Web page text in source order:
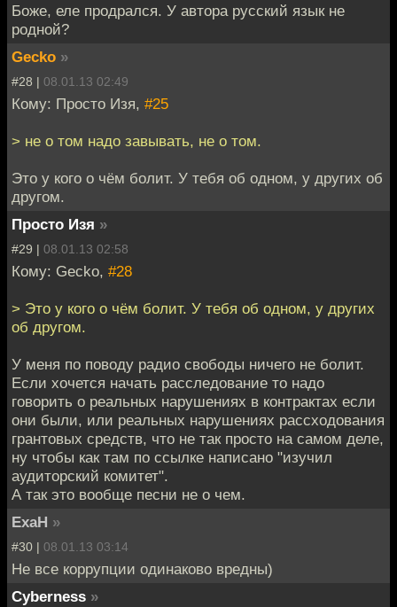
Боже, еле продрался. У автора русский язык не
родной?
Gecko »
#28 | 08.01.13 02:49
Кому: Просто Изя, #25
> не о том надо завывать, не о том.
Это у кого о чём болит. У тебя об одном, у других об
другом.
Просто Изя »
#29 | 08.01.13 02:58
Кому: Gecko, #28
> Это у кого о чём болит. У тебя об одном, у других
об другом.
У меня по поводу радио свободы ничего не болит.
Если хочется начать расследование то надо
говорить о реальных нарушениях в контрактах если
они были, или реальных нарушениях рассходования
грантовых средств, что не так просто на самом деле,
ну чтобы как там по ссылке написано "изучил
аудиторский комитет".
А так это вообще песни не о чем.
ExaH »
#30 | 08.01.13 03:14
Не все коррупции одинаково вредны)
Cyberness »